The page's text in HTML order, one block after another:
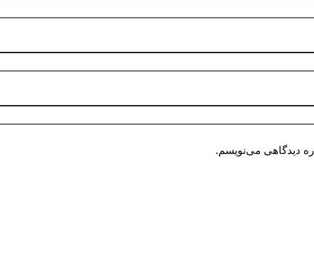
دیدگاهی می‌نویسم.